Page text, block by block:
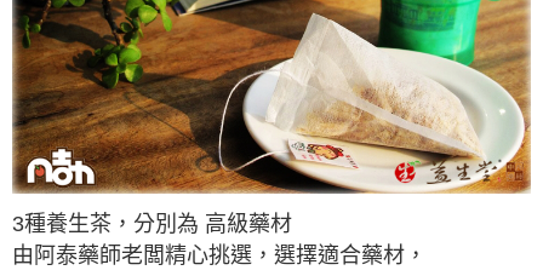
3種養生茶，分別為 高級藥材
由阿泰藥師老闆精心挑選，選擇適合藥材，